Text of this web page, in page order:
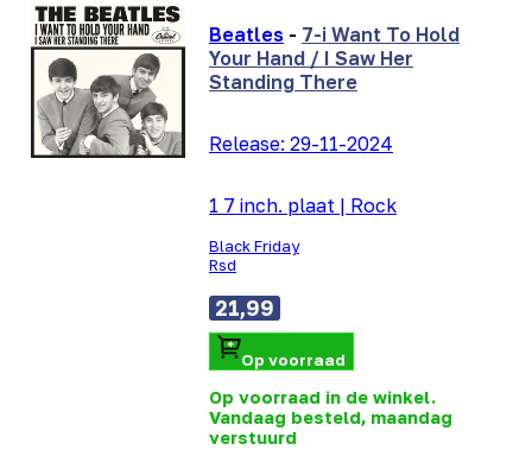
Beatles - 7-i Want To Hold
Your Hand / I Saw Her
Standing There
Release: 29-11-2024
1 7 inch. plaat | Rock
Black Friday
Rsd
21,99
Op voorraad
Op voorraad in de winkel.
Vandaag besteld, maandag
verstuurd